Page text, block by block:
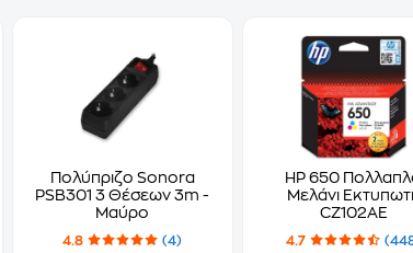
Πολύπριζο Sonora
PSB301 3 Θέσεων 3m -
Μαύρο
4.8 (4)
HP 650
Μελάνι
CZ102AE
4.7